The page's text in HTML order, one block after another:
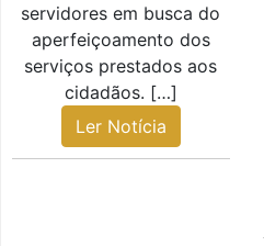
servidores em busca do
aperfeiçoamento dos
serviços prestados aos
cidadãos. […]
Ler Notícia